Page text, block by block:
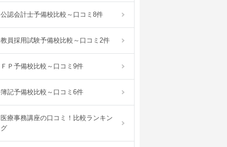
公認会計士予備校比較～口コミ8件
教員採用試験予備校比較～口コミ2件
ＦＰ予備校比較～口コミ9件
簿記予備校比較～口コミ6件
医療事務講座の口コミ！比較ランキン
グ